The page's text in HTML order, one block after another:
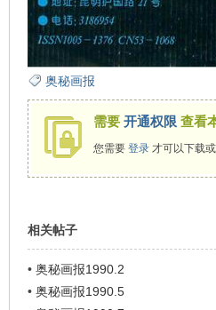
奥秘画报
需要 开通权限 查看
您需要 登录才可以下载
相关帖子
• 奥秘画报1990.2
• 奥秘画报1990.5